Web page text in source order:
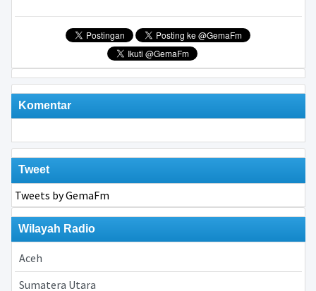
Komentar
Tweet
Tweets by GemaFm
Wilayah Radio
Aceh
Sumatera Utara